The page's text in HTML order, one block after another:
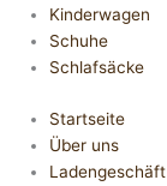
Kinderwagen
Schuhe
Schlafsäcke
Startseite
Über uns
Ladengeschäft